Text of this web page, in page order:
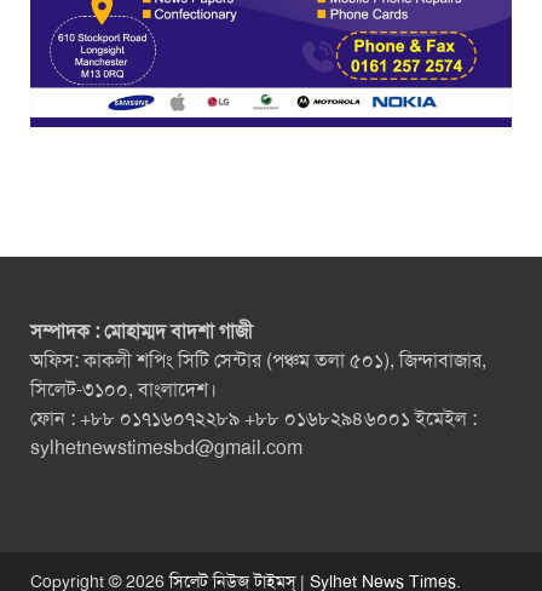
সম্পাদক : মোহাম্মদ বাদশা গাজী
অফিস: কাকলী শপিং সিটি সেন্টার (পঞ্চম তলা ৫০১), জিন্দাবাজার,
সিলেট-৩১০০, বাংলাদেশ।
ফোন : +৮৮ ০১৭১৬০৭২২৮৯ +৮৮ ০১৬৮২৯৪৬০০১ ইমেইল :
sylhetnewstimesbd@gmail.com
Copyright © 2026সিলেট নিউজ টাইমস্ | Sylhet News Times.